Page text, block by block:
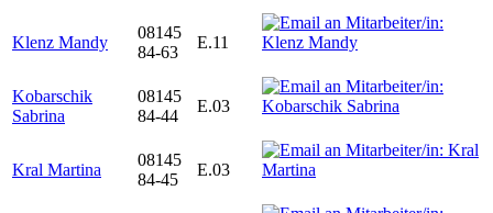
Klenz Mandy
08145
84-63
E.11
Kobarschik
Sabrina
08145
84-44
E.03
Kral Martina
08145
84-45
E.03